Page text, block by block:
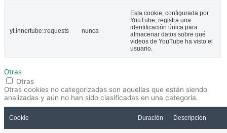
yt.innertube::requests nunca
Esta cookie, configurada por
YouTube, registra una
identificación única para
almacenar datos sobre qué
videos de YouTube ha visto el
usuario.
Otras
Otras
Otras cookies no categorizadas son aquellas que están siendo
analizadas y aún no han sido clasificadas en una categoría.
Cookie Duración Descripción